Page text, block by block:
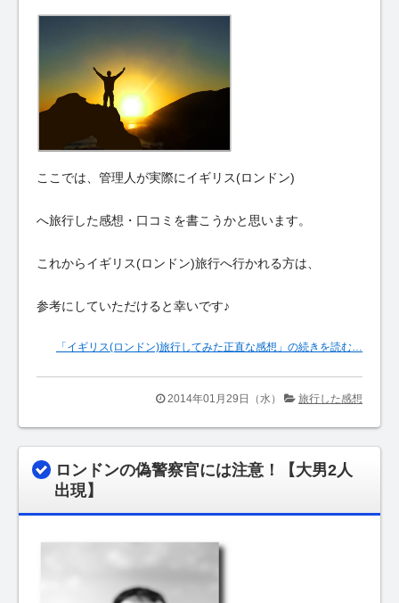
ここでは、管理人が実際にイギリス(ロンドン)
へ旅行した感想・口コミを書こうかと思います。
これからイギリス(ロンドン)旅行へ行かれる方は、
参考にしていただけると幸いです♪
「イギリス(ロンドン)旅行してみた正直な感想」の続きを読む…
2014年01月29日（水） 旅行した感想
ロンドンの偽警察官には注意！【大男2人
出現】